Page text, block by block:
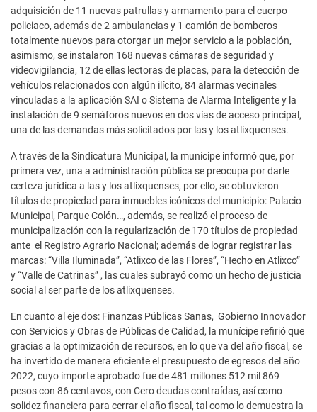
adquisición de 11 nuevas patrullas y armamento para el cuerpo
policiaco, además de 2 ambulancias y 1 camión de bomberos
totalmente nuevos para otorgar un mejor servicio a la población,
asimismo, se instalaron 168 nuevas cámaras de seguridad y
videovigilancia, 12 de ellas lectoras de placas, para la detección de
vehículos relacionados con algún ilícito, 84 alarmas vecinales
vinculadas a la aplicación SAI o Sistema de Alarma Inteligente y la
instalación de 9 semáforos nuevos en dos vías de acceso principal,
una de las demandas más solicitados por las y los atlixquenses.
A través de la Sindicatura Municipal, la munícipe informó que, por
primera vez, una a administración pública se preocupa por darle
certeza jurídica a las y los atlixquenses, por ello, se obtuvieron
títulos de propiedad para inmuebles icónicos del municipio: Palacio
Municipal, Parque Colón…, además, se realizó el proceso de
municipalización con la regularización de 170 títulos de propiedad
ante el Registro Agrario Nacional; además de lograr registrar las
marcas: “Villa Iluminada”, “Atlixco de las Flores”, “Hecho en Atlixco”
y “Valle de Catrinas” , las cuales subrayó como un hecho de justicia
social al ser parte de los atlixquenses.
En cuanto al eje dos: Finanzas Públicas Sanas, Gobierno Innovador
con Servicios y Obras de Públicas de Calidad, la munícipe refirió que
gracias a la optimización de recursos, en lo que va del año fiscal, se
ha invertido de manera eficiente el presupuesto de egresos del año
2022, cuyo importe aprobado fue de 481 millones 512 mil 869
pesos con 86 centavos, con Cero deudas contraídas, así como
solidez financiera para cerrar el año fiscal, tal como lo demuestra la